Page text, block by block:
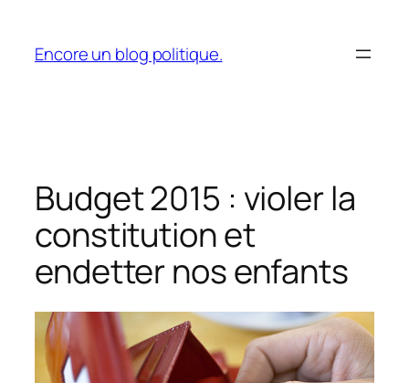
contenu
Encore un blog politique.
Budget 2015 : violer la
constitution et
endetter nos enfants